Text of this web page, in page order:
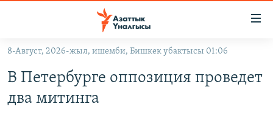
Навигацияга
өтүңүз
салыңыз
КЫРГЫЗСТАН
ДҮЙНӨ
8-Август, 2026-жыл, ишемби, Бишкек убактысы 01:06
В Петербурге оппозиция проведет
два митинга